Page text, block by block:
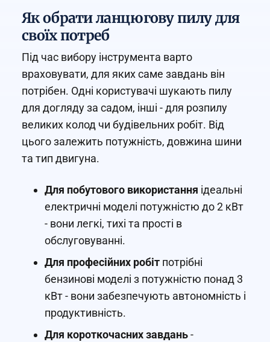
Як обрати ланцюгову пилу для
своїх потреб
Під час вибору інструмента варто
враховувати, для яких саме завдань він
потрібен. Одні користувачі шукають пилу
для догляду за садом, інші - для розпилу
великих колод чи будівельних робіт. Від
цього залежить потужність, довжина шини
та тип двигуна.
Для побутового використання ідеальні
електричні моделі потужністю до 2 кВт
- вони легкі, тихі та прості в
обслуговуванні.
Для професійних робіт потрібні
бензинові моделі з потужністю понад 3
кВт - вони забезпечують автономність і
продуктивність.
Для короткочасних завдань-